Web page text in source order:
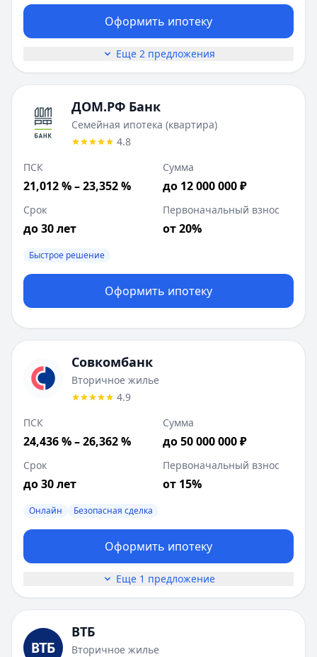
Оформить ипотеку
Еще 2 предложения
ДОМ.РФ Банк
Семейная ипотека (квартира)
4.8
ПСК
21,012 % – 23,352 %
Сумма
до 12 000 000 ₽
Срок
до 30 лет
Первоначальный взнос
от 20%
Быстрое решение
Оформить ипотеку
Совкомбанк
Вторичное жилье
4.9
ПСК
24,436 % – 26,362 %
Сумма
до 50 000 000 ₽
Срок
до 30 лет
Первоначальный взнос
от 15%
Онлайн Безопасная сделка
Оформить ипотеку
Еще 1 предложение
ВТБ
Вторичное жилье